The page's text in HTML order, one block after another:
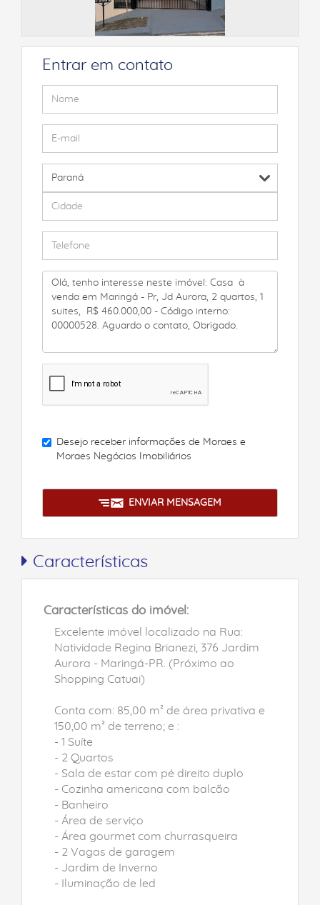
Entrar em contato
Desejo receber informações de Moraes e
Moraes Negócios Imobiliários
ENVIAR MENSAGEM
Características
Características do imóvel:
Excelente imóvel localizado na Rua:
Natividade Regina Brianezi, 376 Jardim
Aurora - Maringá-PR. (Próximo ao
Shopping Catuai)
Conta com: 85,00 m² de área privativa e
150,00 m² de terreno; e :
- 1 Suíte
- 2 Quartos
- Sala de estar com pé direito duplo
- Cozinha americana com balcão
- Banheiro
- Área de serviço
- Área gourmet com churrasqueira
- 2 Vagas de garagem
- Jardim de Inverno
- Iluminação de led